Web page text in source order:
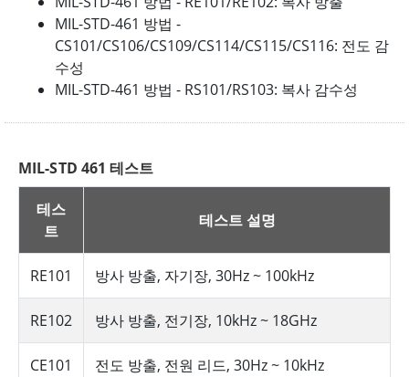
MIL-STD-461 방법 -
CS101/CS106/CS109/CS114/CS115/CS116: 전도 감
수성
MIL-STD-461 방법 - RS101/RS103: 복사 감수성
MIL-STD 461 테스트
테스
트
테스트 설명
RE101 방사 방출, 자기장, 30Hz ~ 100kHz
RE102 방사 방출, 전기장, 10kHz ~ 18GHz
CE101 전도 방출, 전원 리드, 30Hz ~ 10kHz